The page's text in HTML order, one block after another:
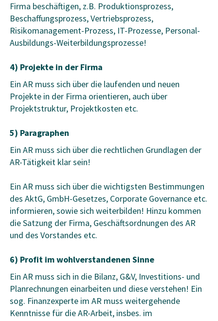
Firma beschäftigen, z.B. Produktionsprozess,
Beschaffungsprozess, Vertriebsprozess,
Risikomanagement-Prozess, IT-Prozesse, Personal-
Ausbildungs-Weiterbildungsprozesse!
4) Projekte in der Firma
Ein AR muss sich über die laufenden und neuen
Projekte in der Firma orientieren, auch über
Projektstruktur, Projektkosten etc.
5) Paragraphen
Ein AR muss sich über die rechtlichen Grundlagen der
AR-Tätigkeit klar sein!
Ein AR muss sich über die wichtigsten Bestimmungen
des AktG, GmbH-Gesetzes, Corporate Governance etc.
informieren, sowie sich weiterbilden! Hinzu kommen
die Satzung der Firma, Geschäftsordnungen des AR
und des Vorstandes etc.
6) Profit im wohlverstandenen Sinne
Ein AR muss sich in die Bilanz, G&V, Investitions- und
Planrechnungen einarbeiten und diese verstehen! Ein
sog. Finanzexperte im AR muss weitergehende
Kenntnisse für die AR-Arbeit, insbes. im